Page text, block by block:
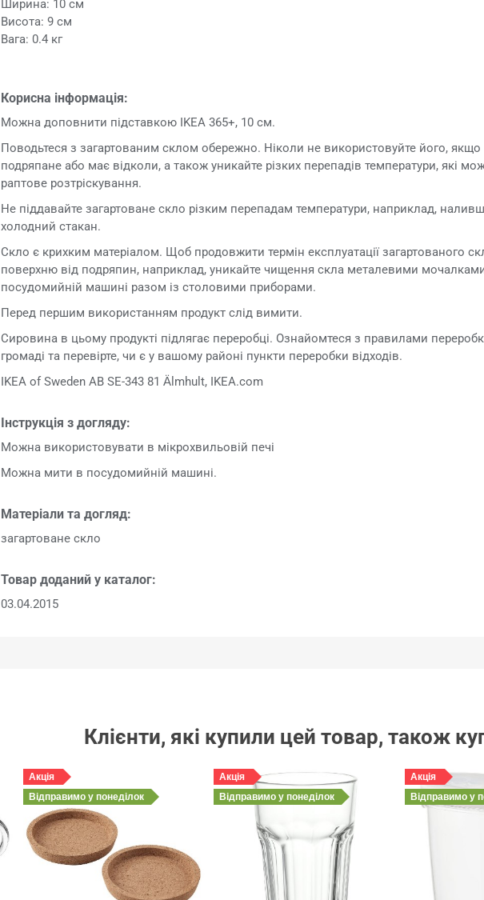
Ширина: 10 см
Висота: 9 см
Вага: 0.4 кг
Корисна інформація:
Можна доповнити підставкою IKEA 365+, 10 см.
Поводьтеся з загартованим склом обережно. Ніколи не використовуйте його,
подряпане або має відколи, а також уникайте різких перепадів температури, які
раптове розтріскування.
Не піддавайте загартоване скло різким перепадам температури, наприклад,
холодний стакан.
Скло є крихким матеріалом. Щоб продовжити термін експлуатації загартованого
поверхню від подряпин, наприклад, уникайте чищення скла металевими
посудомийній машині разом із столовими приборами.
Перед першим використанням продукт слід вимити.
Сировина в цьому продукті підлягає переробці. Ознайомтеся з правилами
громаді та перевірте, чи є у вашому районі пункти переробки відходів.
IKEA of Sweden AB SE-343 81 Älmhult, IKEA.com
Інструкція з догляду:
Можна використовувати в мікрохвильовій печі
Можна мити в посудомийній машині.
Матеріали та догляд:
загартоване скло
Товар доданий у каталог:
03.04.2015
Клієнти, які купили цей товар, також
Акція
Відправимо у понеділок
Акція
Відправимоу понеділок
Акція
Відправимоу